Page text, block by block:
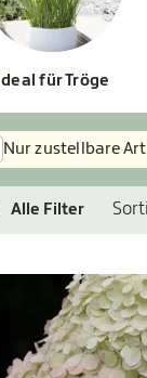
Ideal für Tröge
Nur zustellbare
Alle Filter